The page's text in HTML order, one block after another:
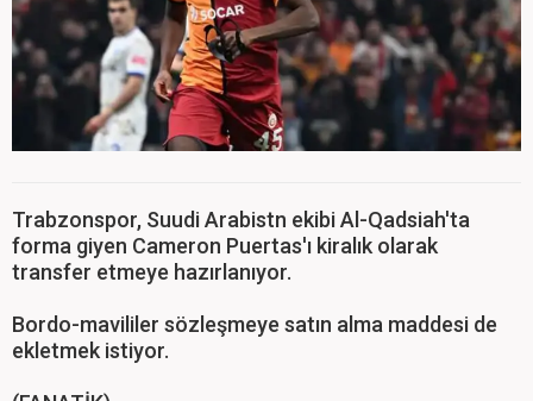
Trabzonspor, Suudi Arabistn ekibi Al-Qadsiah'ta
forma giyen Cameron Puertas'ı kiralık olarak
transfer etmeye hazırlanıyor.
Bordo-mavililer sözleşmeye satın alma maddesi de
ekletmek istiyor.